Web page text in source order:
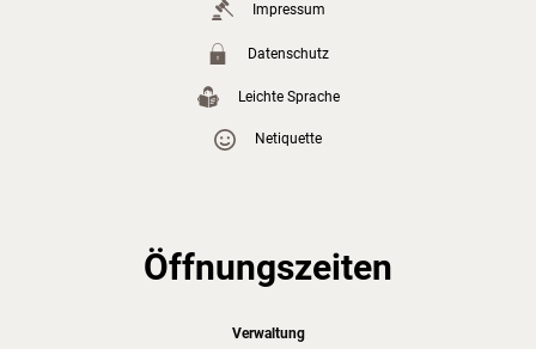
Impressum
Datenschutz
Leichte Sprache
Netiquette
Öffnungszeiten
Verwaltung